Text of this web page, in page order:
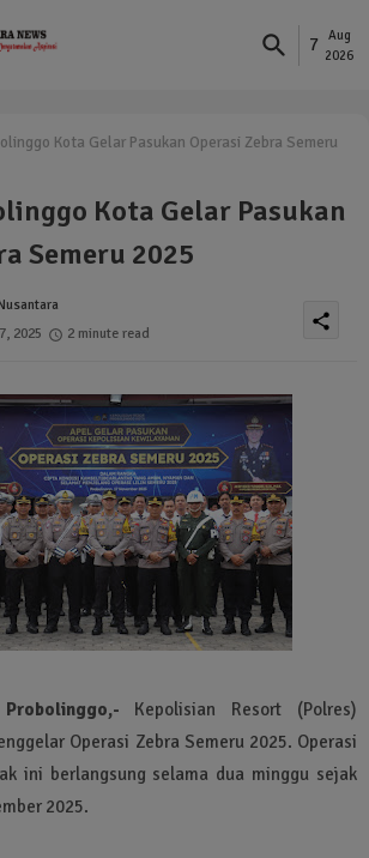
7
Aug
2026
Kota Gelar Pasukan Operasi Zebra Semeru
Kota Gelar Pasukan
Semeru 2025
2025
2 minute read
share
Kepolisian Resort (Polres)
Operasi Zebra Semeru 2025. Operasi
ini berlangsung selama dua minggu sejak
2025.